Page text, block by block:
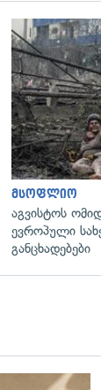
მსოფლიო
აგვისტოს
ევროპული
განცხადებები